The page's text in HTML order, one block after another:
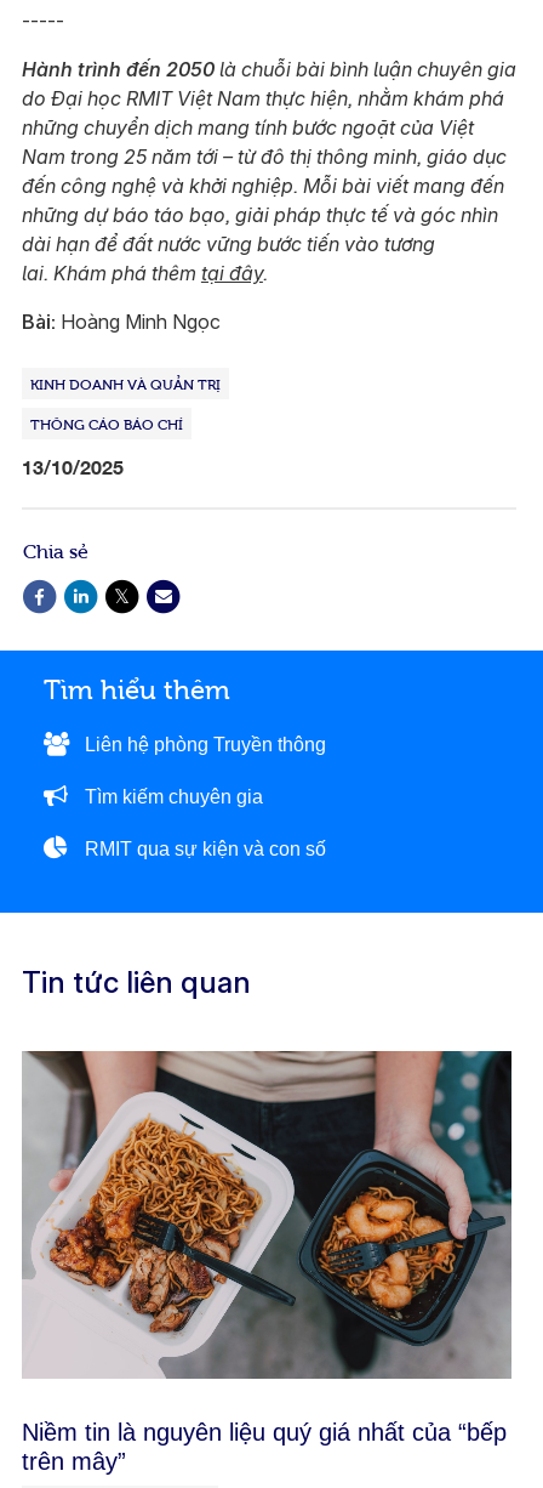
-----
Hành trình đến 2050 là chuỗi bài bình luận chuyên gia
do Đại học RMIT Việt Nam thực hiện, nhằm khám phá
những chuyển dịch mang tính bước ngoặt của Việt
Nam trong 25 năm tới – từ đô thị thông minh, giáo dục
đến công nghệ và khởi nghiệp. Mỗi bài viết mang đến
những dự báo táo bạo, giải pháp thực tế và góc nhìn
dài hạn để đất nước vững bước tiến vào tương
lai. Khám phá thêm tại đây.
Bài: Hoàng Minh Ngọc
KINH DOANH VÀ QUẢN TRỊ
THÔNG CÁO BÁO CHÍ
13/10/2025
Chia sẻ
Tìm hiểu thêm
Liên hệ phòng Truyền thông
Tìm kiếm chuyên gia
RMIT qua sự kiện và con số
Tin tức liên quan
Niềm tin là nguyên liệu quý giá nhất của “bếp
trên mây”